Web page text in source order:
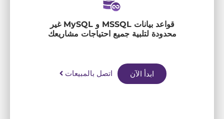
قواعد بيانات MSSQL و MySQL غير
محدودة لتلبية جميع احتياجات مشاريعك
ابدأ الآن اتصل بالمبيعات